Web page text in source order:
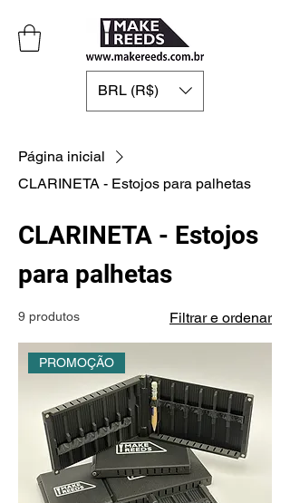
BRL (R$)
Página inicial
CLARINETA - Estojos para palhetas
CLARINETA - Estojos
para palhetas
9 produtos Filtrar e ordenar
PROMOÇÃO